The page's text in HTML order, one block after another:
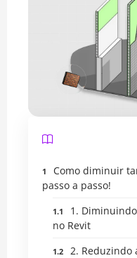
Como diminuir
passo a passo!
1.
no Revit
2. Reduzindo